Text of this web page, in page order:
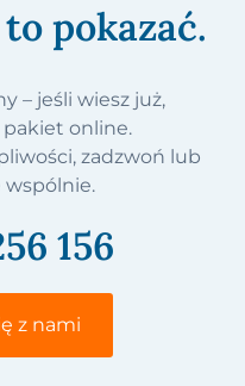
pokazać.
– jeśli wiesz już,
online.
zadzwoń lub
wspólnie.
156
z nami